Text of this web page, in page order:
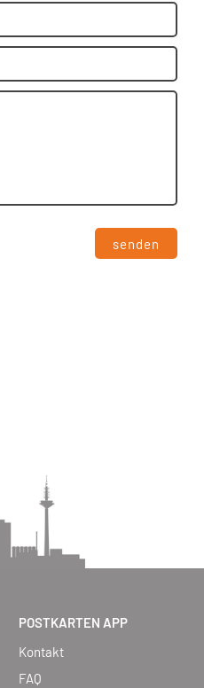
senden
POSTKARTEN APP
Kontakt
FAQ